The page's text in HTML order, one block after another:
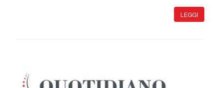
LEGGI